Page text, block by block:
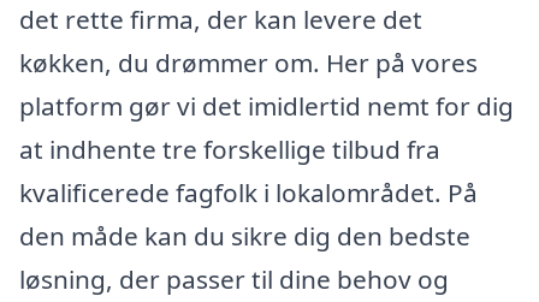
det rette firma, der kan levere det
køkken, du drømmer om. Her på vores
platform gør vi det imidlertid nemt for dig
at indhente tre forskellige tilbud fra
kvalificerede fagfolk i lokalområdet. På
den måde kan du sikre dig den bedste
løsning, der passer til dine behov og